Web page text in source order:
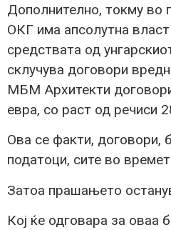
Дополнително, токму
ОКГ има апсолутна
средствата од
склучува договори
МБМ Архитекти
евра, со раст од речиси
Ова се факти, договори,
податоци, сите во
Затоа прашањето
Кој ќе одговара за оваа